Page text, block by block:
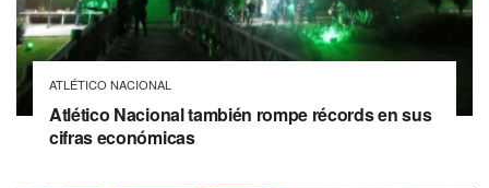
ATLÉTICO NACIONAL
Atlético Nacional también rompe récords en sus
cifras económicas